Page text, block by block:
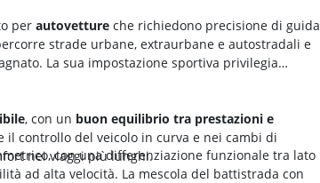
per autovetture che richiedono precisione di guida
strade urbane, extraurbane e autostradali e
La sua impostazione sportiva privilegia
, con un buon equilibrio tra prestazioni e
controllo del veicolo in curva e nei cambi di
nei viaggi più lunghi.
con una differenziazione funzionale tra lato
ad alta velocità. La mescola del battistrada con